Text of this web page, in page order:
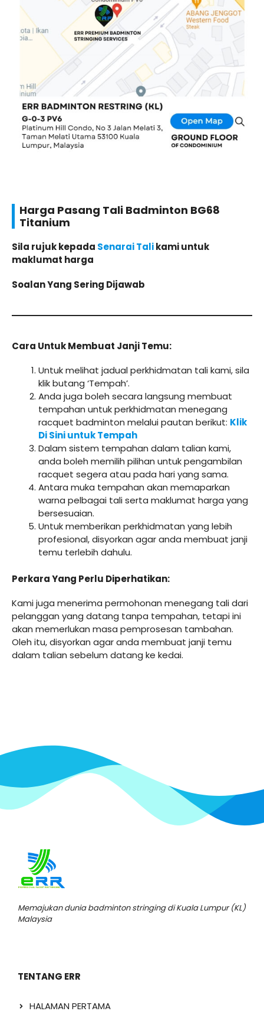
Harga Pasang Tali Badminton BG68
Titanium
Sila rujuk kepada Senarai Talikami untuk
maklumat harga
Soalan Yang Sering Dijawab
Cara Untuk Membuat Janji Temu:
Untuk melihat jadual perkhidmatan tali kami, sila
klik butang ‘Tempah’.
Anda juga boleh secara langsung membuat
tempahan untuk perkhidmatan menegang
racquet badminton melalui pautan berikut: Klik
Di Sini untuk Tempah
Dalam sistem tempahan dalam talian kami,
anda boleh memilih pilihan untuk pengambilan
racquet segera atau pada hari yang sama.
Antara muka tempahan akan memaparkan
warna pelbagai tali serta maklumat harga yang
bersesuaian.
Untuk memberikan perkhidmatan yang lebih
profesional, disyorkan agar anda membuat janji
temu terlebih dahulu.
Perkara Yang Perlu Diperhatikan:
Kami juga menerima permohonan menegang tali dari
pelanggan yang datang tanpa tempahan, tetapi ini
akan memerlukan masa pemprosesan tambahan.
Oleh itu, disyorkan agar anda membuat janji temu
dalam talian sebelum datang ke kedai.
Memajukan dunia badminton stringing di Kuala Lumpur (KL)
Malaysia
TENTANG ERR
HALAMAN PERTAMA